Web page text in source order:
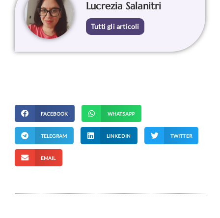
Lucrezia Salanitri
Tutti gli articoli
FACEBOOK WHATSAPP
TELEGRAM LINKEDIN TWITTER
EMAIL